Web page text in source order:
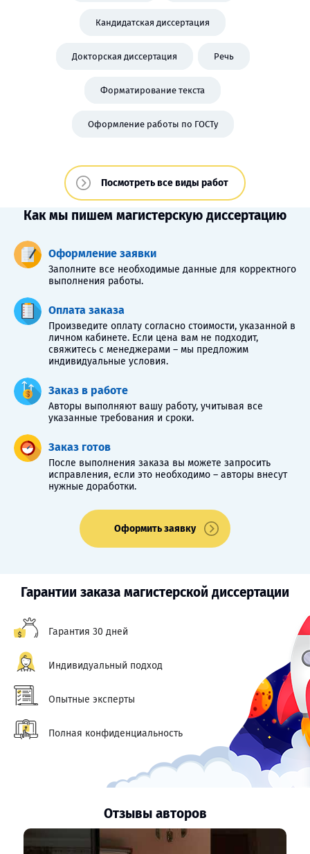
Кандидатская диссертация
Докторская диссертация Речь
Форматирование текста
Оформление работы по ГОСТу
Посмотреть все виды работ
Как мы пишем магистерскую диссертацию
Оформление заявки
Заполните все необходимые данные для корректного
выполнения работы.
Оплата заказа
Произведите оплату согласно стоимости, указанной в
личном кабинете. Если цена вам не подходит,
свяжитесь с менеджерами – мы предложим
индивидуальные условия.
Заказ в работе
Авторы выполняют вашу работу, учитывая все
указанные требования и сроки.
Заказ готов
После выполнения заказа вы можете запросить
исправления, если это необходимо – авторы внесут
нужные доработки.
Оформить заявку
Гарантии заказа магистерской диссертации
Гарантия 30 дней
Индивидуальный подход
Опытные эксперты
Полная конфиденциальность
Отзывы авторов